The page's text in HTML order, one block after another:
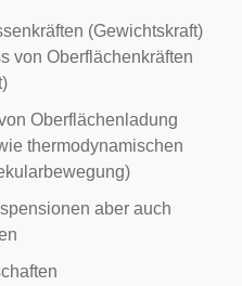
(Gewichtskraft)
von Oberflächenkräften
)
Oberflächenladung
thermodynamischen
)
aber auch